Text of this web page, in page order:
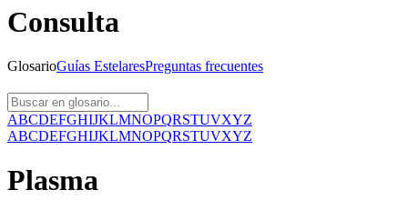
Consulta
GlosarioGuías EstelaresPreguntas frecuentes
ABCDEFGHIJKLMNOPQRSTUVXYZ
ABCDEFGHIJKLMNOPQRSTUVXYZ
Plasma